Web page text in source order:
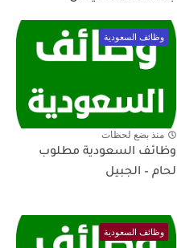
وظائف السعودية
منذ بضع لحظات
وظائف السعودية مطلوب
لحام – الجبيل
وظائف السعودية